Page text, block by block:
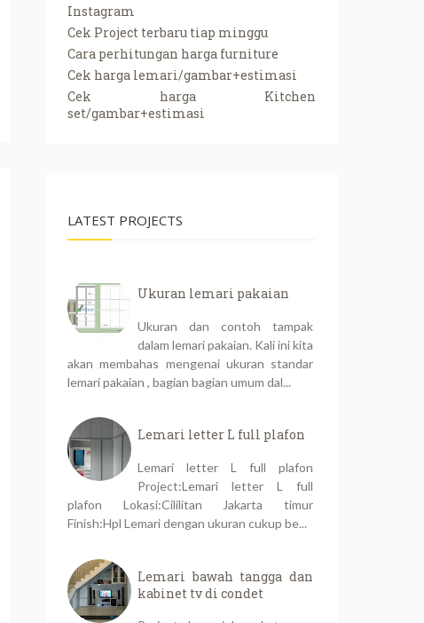
Instagram
Cek Project terbaru tiap minggu
Cara perhitungan harga furniture
Cek harga lemari/gambar+estimasi
Cek harga Kitchen
set/gambar+estimasi
LATEST PROJECTS
Ukuran lemari pakaian
Ukuran dan contoh tampak
dalam lemari pakaian. Kali ini kita
akan membahas mengenai ukuran standar
lemari pakaian , bagian bagian umum dal...
Lemari letter L full plafon
Lemari letter L full plafon
Project:Lemari letter L full
plafon Lokasi:Cililitan Jakarta timur
Finish:Hpl Lemari dengan ukuran cukup be...
Lemari bawah tangga dan
kabinet tv di condet